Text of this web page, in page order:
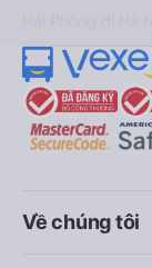
Về chúng tôi